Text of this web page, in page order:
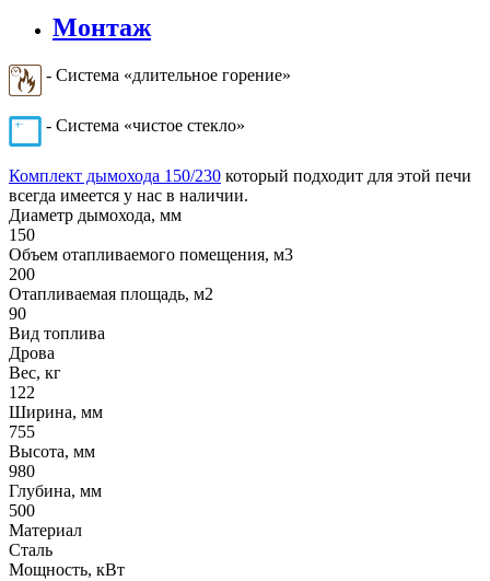
Монтаж
- Система «длительное горение»
- Система «чистое стекло»
Комплект дымохода 150/230 который подходит для этой печи
всегда имеется у нас в наличии.
Диаметр дымохода, мм
150
Объем отапливаемого помещения, м3
200
Отапливаемая площадь, м2
90
Вид топлива
Дрова
Вес, кг
122
Ширина, мм
755
Высота, мм
980
Глубина, мм
500
Материал
Сталь
Мощность, кВт